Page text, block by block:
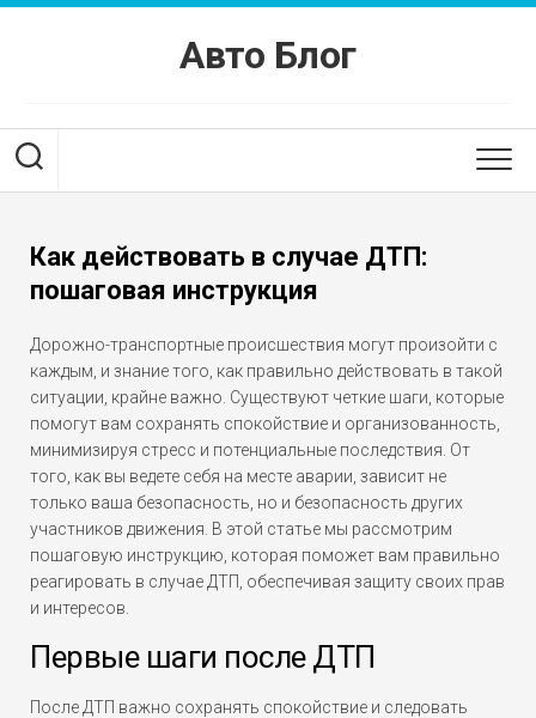
Перейти
Авто Блог
Как действовать в случае ДТП:
пошаговая инструкция
Дорожно-транспортные происшествия могут произойти с
каждым, и знание того, как правильно действовать в такой
ситуации, крайне важно. Существуют четкие шаги, которые
помогут вам сохранять спокойствие и организованность,
минимизируя стресс и потенциальные последствия. От
того, как вы ведете себя на месте аварии, зависит не
только ваша безопасность, но и безопасность других
участников движения. В этой статье мы рассмотрим
пошаговую инструкцию, которая поможет вам правильно
реагировать в случае ДТП, обеспечивая защиту своих прав
и интересов.
Первые шаги после ДТП
После ДТП важно сохранять спокойствие и следовать